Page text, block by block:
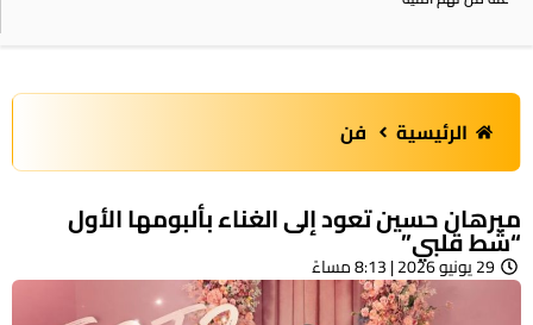
الرئيسية فن
ميرهان حسين تعود إلى الغناء بألبومها الأول
“شط قلبي”
29 يونيو 2026 | 8:13 مساءً